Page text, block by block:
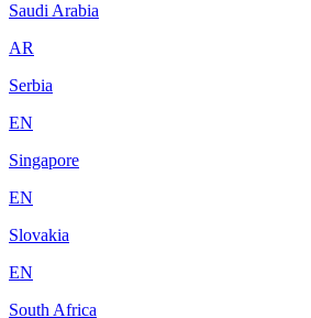
Saudi Arabia
AR
Serbia
EN
Singapore
EN
Slovakia
EN
South Africa